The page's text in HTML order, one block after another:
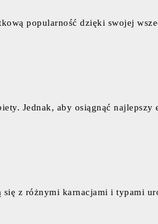
popularność dzięki swojej
Jednak, aby osiągnąć
się z różnymi karnacjami i typami